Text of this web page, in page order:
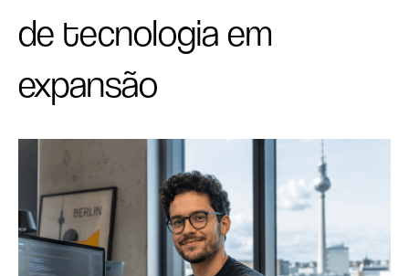
de tecnologia em
expansão